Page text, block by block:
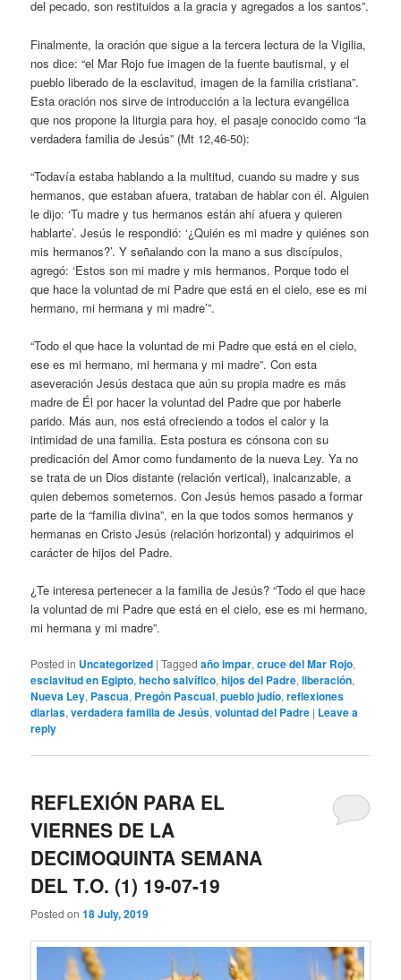
del pecado, son restituidos a la gracia y agregados a los santos”.
Finalmente, la oración que sigue a la tercera lectura de la Vigilia,
nos dice: “el Mar Rojo fue imagen de la fuente bautismal, y el
pueblo liberado de la esclavitud, imagen de la familia cristiana”.
Esta oración nos sirve de introducción a la lectura evangélica
que nos propone la liturgia para hoy, el pasaje conocido como “la
verdadera familia de Jesús” (Mt 12,46-50):
“Todavía estaba hablando a la multitud, cuando su madre y sus
hermanos, que estaban afuera, trataban de hablar con él. Alguien
le dijo: ‘Tu madre y tus hermanos están ahí afuera y quieren
hablarte’. Jesús le respondió: ‘¿Quién es mi madre y quiénes son
mis hermanos?’. Y señalando con la mano a sus discípulos,
agregó: ‘Estos son mi madre y mis hermanos. Porque todo el
que hace la voluntad de mi Padre que está en el cielo, ese es mi
hermano, mi hermana y mi madre’”.
“Todo el que hace la voluntad de mi Padre que está en el cielo,
ese es mi hermano, mi hermana y mi madre”. Con esta
aseveración Jesús destaca que aún su propia madre es más
madre de Él por hacer la voluntad del Padre que por haberle
parido. Más aun, nos está ofreciendo a todos el calor y la
intimidad de una familia. Esta postura es cónsona con su
predicación del Amor como fundamento de la nueva Ley. Ya no
se trata de un Dios distante (relación vertical), inalcanzable, a
quien debemos someternos. Con Jesús hemos pasado a formar
parte de la “familia divina”, en la que todos somos hermanos y
hermanas en Cristo Jesús (relación horizontal) y adquirimos el
carácter de hijos del Padre.
¿Te interesa pertenecer a la familia de Jesús? “Todo el que hace
la voluntad de mi Padre que está en el cielo, ese es mi hermano,
mi hermana y mi madre”.
Posted in Uncategorized |Tagged año impar,cruce del Mar Rojo,
esclavitud en Egipto,hecho salvífico,hijos del Padre,liberación,
Nueva Ley, Pascua, Pregón Pascual,pueblo judío,reflexiones
diarias,verdadera familia de Jesús,voluntad del Padre | Leave a
reply
REFLEXIÓN PARA EL
VIERNES DE LA
DECIMOQUINTA SEMANA
DEL T.O. (1) 19-07-19
Posted on18 July, 2019